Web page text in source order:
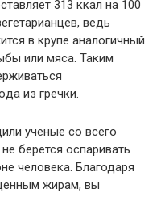
313 ккал на 100
ведь
в крупе аналогичный
или мяса. Таким
из гречки.
ученые со всего
берется оспаривать
человека. Благодаря
жирам, вы